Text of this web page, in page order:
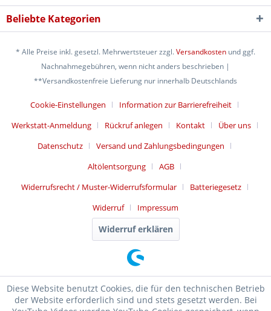
Beliebte Kategorien
* Alle Preise inkl. gesetzl. Mehrwertsteuer zzgl.Versandkosten und ggf.
Nachnahmegebühren, wenn nicht anders beschrieben |
**Versandkostenfreie Lieferung nur innerhalb Deutschlands
Cookie-Einstellungen
Information zur Barrierefreiheit
Werkstatt-Anmeldung
Rückruf anlegen Kontakt
Über uns
Datenschutz
Versand und Zahlungsbedingungen
Altölentsorgung
AGB
Widerrufsrecht / Muster-Widerrufsformular
Batteriegesetz
Widerruf
Impressum
Widerruf erklären
Diese Website benutzt Cookies, die für den technischen Betrieb
der Website erforderlich sind und stets gesetzt werden. Bei